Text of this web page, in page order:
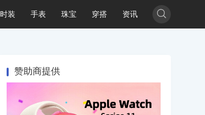
时装 手表 珠宝 穿搭 资讯 
赞助商提供